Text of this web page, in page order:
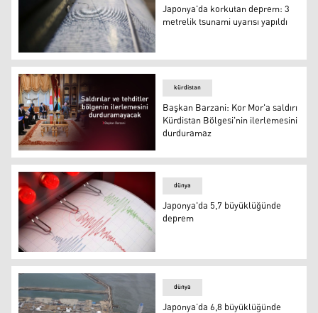
Japonya'da korkutan deprem: 3 metrelik tsunami uyarısı
Japonya'da korkutan deprem: 3
metrelik tsunami uyarısı yapıldı
Başkan Barzani: Kor Mor'a saldırı Kürdistan
kürdistan
Başkan Barzani: Kor Mor'a saldırı
Kürdistan Bölgesi'nin ilerlemesini
durduramaz
Japonya'da 5,7 büyüklüğünde deprem
dünya
Japonya'da 5,7 büyüklüğünde
deprem
dünya
Japonya’da 6,8 büyüklüğünde